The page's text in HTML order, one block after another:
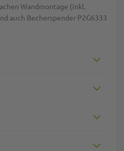
Wandmontage (inkl.
auch Becherspender P2G6333